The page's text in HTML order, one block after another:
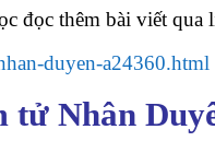
đọc thêm bài viết qua
duyen-a24360.html
tử Nhân